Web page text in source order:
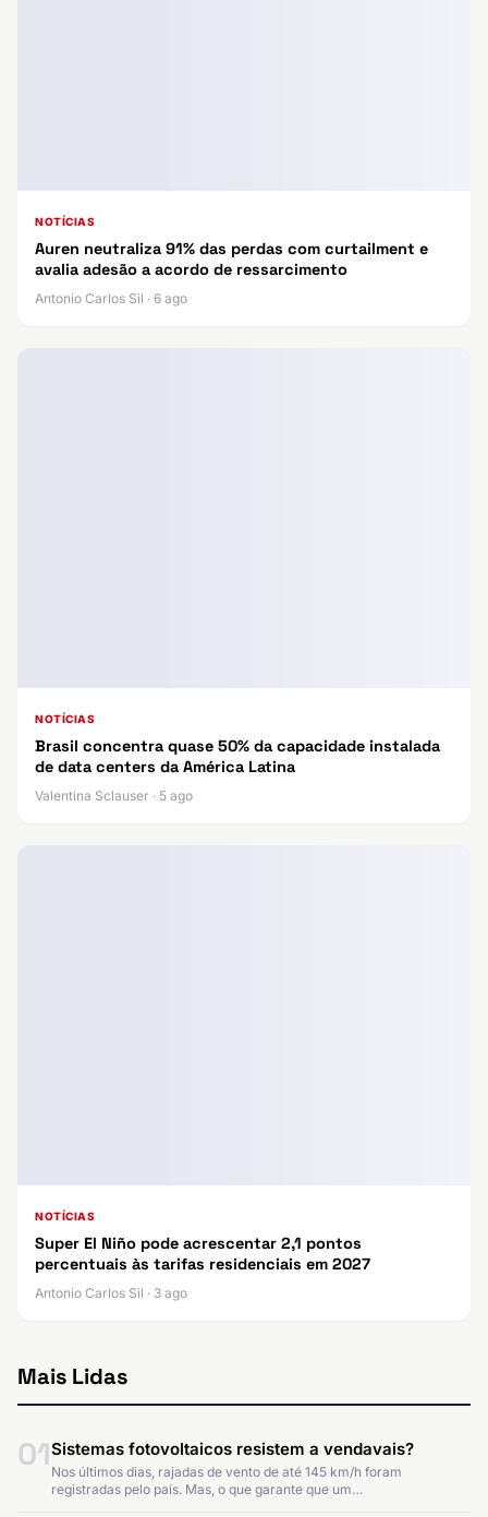
NOTÍCIAS
Auren neutraliza 91% das perdas com curtailment e
avalia adesão a acordo de ressarcimento
Antonio Carlos Sil · 6 ago
NOTÍCIAS
Brasil concentra quase 50% da capacidade instalada
de data centers da América Latina
Valentina Sclauser · 5 ago
NOTÍCIAS
Super El Niño pode acrescentar 2,1 pontos
percentuais às tarifas residenciais em 2027
Antonio Carlos Sil · 3 ago
Mais Lidas
01Sistemas fotovoltaicos resistem a vendavais?
Nos últimos dias, rajadas de vento de até 145 km/h foram
registradas pelo país. Mas, o que garante que um…